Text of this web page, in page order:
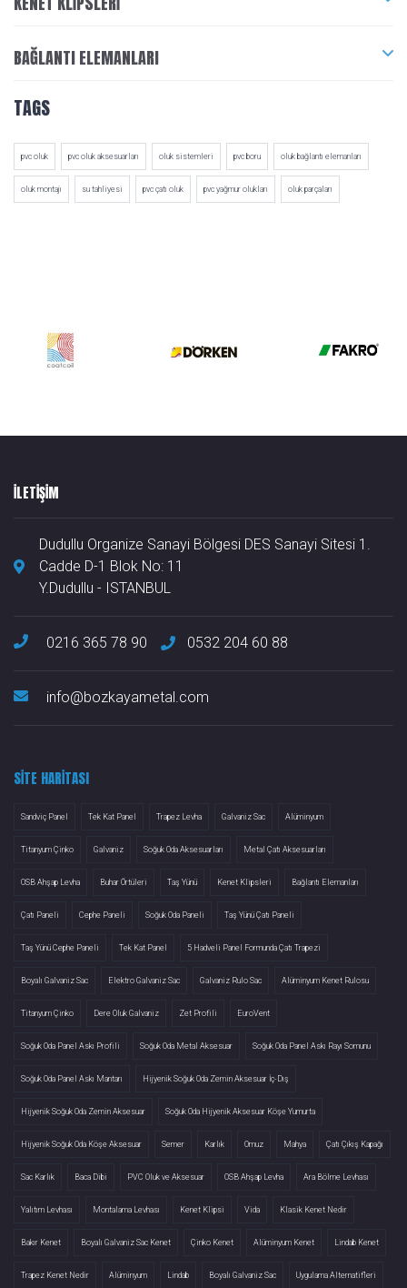
BAĞLANTI ELEMANLARI
TAGS
pvc oluk pvc oluk aksesuarları oluk sistemleri pvc boru oluk bağlantı elemanları
oluk montajı su tahliyesi pvc çatı oluk pvc yağmur olukları oluk parçaları
ILETIŞIM
Dudullu Organize Sanayi Bölgesi DES Sanayi Sitesi 1.
Cadde D-1 Blok No: 11
Y.Dudullu - ISTANBUL
0216 365 78 90 0532 204 60 88
info@bozkayametal.com
SITE HARITASI
Sandviç Panel Tek Kat Panel Trapez Levha Galvaniz Sac Alüminyum
Titanyum Çinko Galvaniz Soğuk Oda Aksesuarları Metal Çatı Aksesuarları
OSB Ahşap Levha Buhar Örtüleri Taş Yünü Kenet Klipsleri Bağlantı Elemanları
Çatı Paneli Cephe Paneli Soğuk Oda Paneli Taş Yünü Çatı Paneli
Taş Yünü Cephe Paneli Tek Kat Panel 5 Hadveli Panel Formunda Çatı Trapezi
Boyalı Galvaniz Sac Elektro Galvaniz Sac Galvaniz Rulo Sac Alüminyum Kenet Rulosu
Titanyum Çinko Dere Oluk Galvaniz Zet Profili EuroVent
Soğuk Oda Panel Askı Profili Soğuk Oda Metal Aksesuar Soğuk Oda Panel Askı Rayı Somunu
Soğuk Oda Panel Askı Mantarı Hijyenik Soğuk Oda Zemin Aksesuar İç-Dış
Hijyenik Soğuk Oda Zemin Aksesuar Soğuk Oda Hijyenik Aksesuar Köşe Yumurta
Hijyenik Soğuk Oda Köşe Aksesuar Semer Karlık Omuz Mahya Çatı Çıkış Kapağı
Sac Karlık Baca Dibi PVC Oluk ve Aksesuar OSB Ahşap Levha Ara Bölme Levhası
Yalıtım Levhası Montalama Levhası Kenet Klipsi Vida Klasik Kenet Nedir
Bakır Kenet Boyalı Galvaniz Sac Kenet Çinko Kenet Alüminyum Kenet Lindab Kenet
Trapez Kenet Nedir Alüminyum Lindab Boyalı Galvaniz Sac Uygulama Alternatifleri